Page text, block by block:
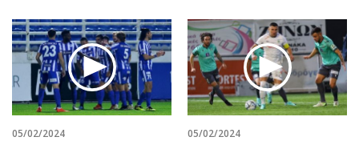
05/02/2024 05/02/2024